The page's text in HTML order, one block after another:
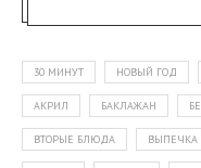
30 МИНУТ НОВЫЙ ГОД
АКРИЛ БАКЛАЖАН
ВТОРЫЕ БЛЮДА ВЫПЕЧКА